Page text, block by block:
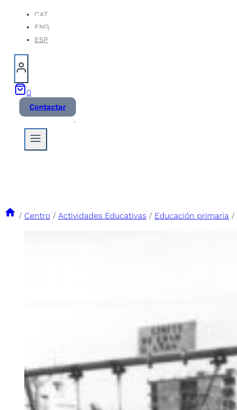
contenido
CAT
ENG
ESP
0
Contactar
/ Centro / Actividades Educativas / Educación primaria /